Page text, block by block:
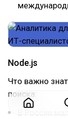
Node.js
Что важно
поиска:
В России